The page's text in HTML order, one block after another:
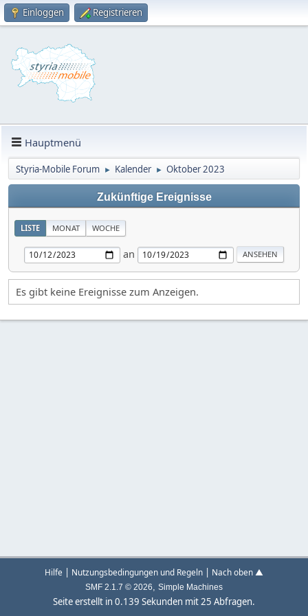
Einloggen Registrieren
Hauptmenü
Styria-Mobile Forum ► Kalender ► Oktober 2023
Zukünftige Ereignisse
LISTE MONAT WOCHE
an
Es gibt keine Ereignisse zum Anzeigen.
Hilfe | Nutzungsbedingungen und Regeln | Nach oben ▲
SMF 2.1.7 © 2026, Simple Machines
Seite erstellt in 0.139 Sekunden mit 25 Abfragen.